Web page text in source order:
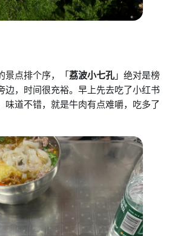
景点排个序， 「 荔波小七孔」绝对是榜
边，时间很充裕。早上先去吃了小红书
味道不错，就是牛肉有点难嚼，吃多了